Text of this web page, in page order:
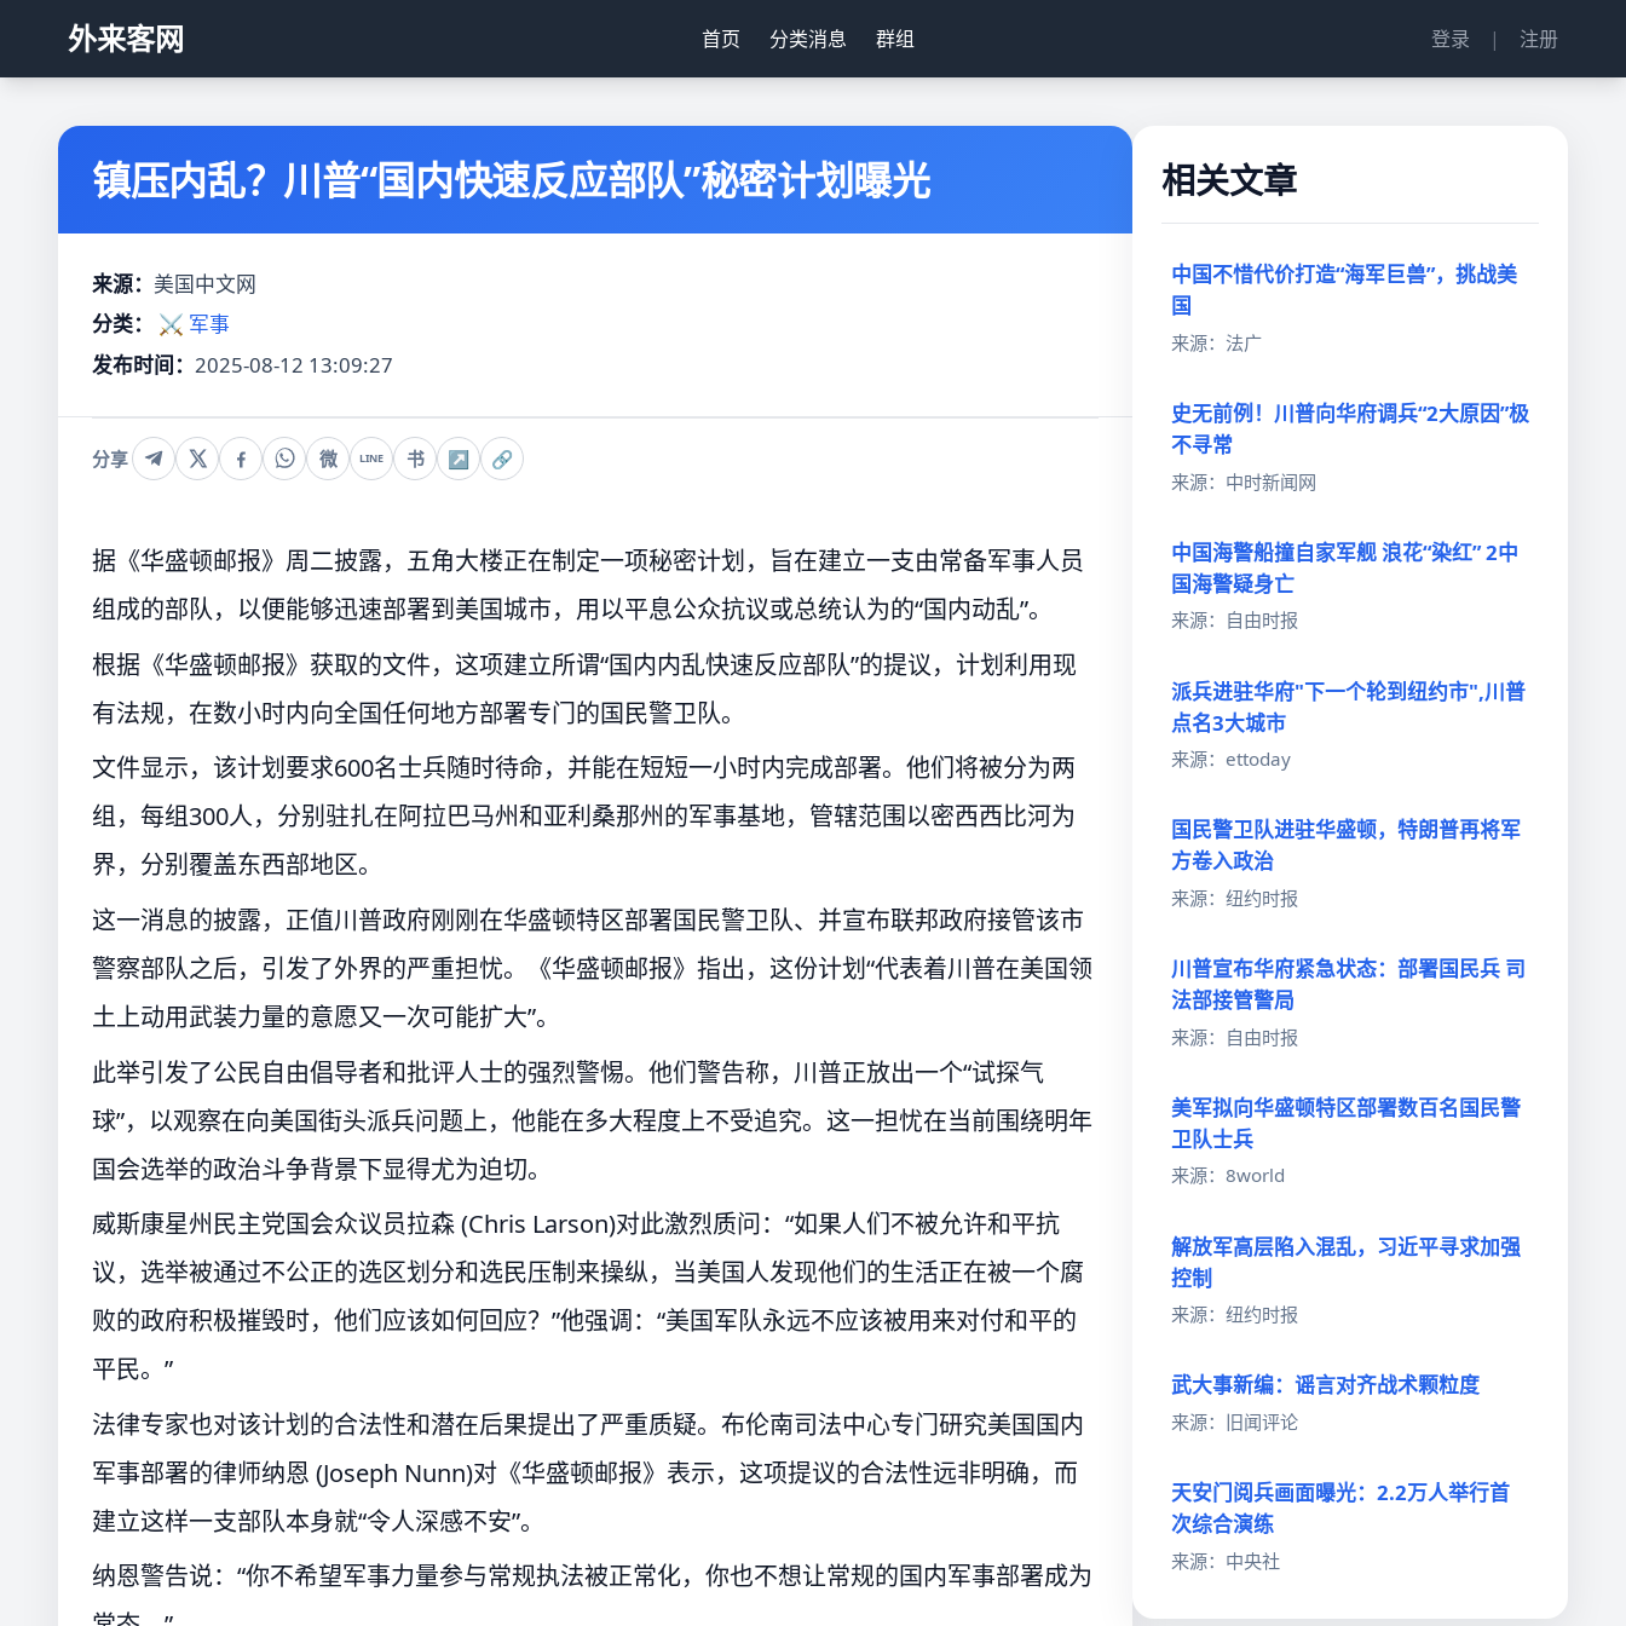
外来客网 首页 分类消息 群组 登录 | 注册
镇压内乱？川普“国内快速反应部队”秘密计划曝光
来源： 美国中文网
分类：
⚔️ 军事
发布时间： 2025-08-12 13:09:27
分享 微 LINE 书 ↗ 🔗
据《华盛顿邮报》周二披露，五角大楼正在制定一项秘密计划，旨在建立一支由常备军事人员
组成的部队，以便能够迅速部署到美国城市，用以平息公众抗议或总统认为的“国内动乱”。
根据《华盛顿邮报》获取的文件，这项建立所谓“国内内乱快速反应部队”的提议，计划利用现
有法规，在数小时内向全国任何地方部署专门的国民警卫队。
文件显示，该计划要求600名士兵随时待命，并能在短短一小时内完成部署。他们将被分为两
组，每组300人，分别驻扎在阿拉巴马州和亚利桑那州的军事基地，管辖范围以密西西比河为
界，分别覆盖东西部地区。
这一消息的披露，正值川普政府刚刚在华盛顿特区部署国民警卫队、并宣布联邦政府接管该市
警察部队之后，引发了外界的严重担忧。《华盛顿邮报》指出，这份计划“代表着川普在美国领
土上动用武装力量的意愿又一次可能扩大”。
此举引发了公民自由倡导者和批评人士的强烈警惕。他们警告称，川普正放出一个“试探气
球”，以观察在向美国街头派兵问题上，他能在多大程度上不受追究。这一担忧在当前围绕明年
国会选举的政治斗争背景下显得尤为迫切。
威斯康星州民主党国会众议员拉森 (Chris Larson)对此激烈质问：“如果人们不被允许和平抗
议，选举被通过不公正的选区划分和选民压制来操纵，当美国人发现他们的生活正在被一个腐
败的政府积极摧毁时，他们应该如何回应？”他强调：“美国军队永远不应该被用来对付和平的
平民。”
法律专家也对该计划的合法性和潜在后果提出了严重质疑。布伦南司法中心专门研究美国国内
军事部署的律师纳恩 (Joseph Nunn)对《华盛顿邮报》表示，这项提议的合法性远非明确，而
建立这样一支部队本身就“令人深感不安”。
纳恩警告说：“你不希望军事力量参与常规执法被正常化，你也不想让常规的国内军事部署成为
相关文章
中国不惜代价打造“海军巨兽”，挑战美
国
来源：法广
史无前例！川普向华府调兵“2大原因”极
不寻常
来源：中时新闻网
中国海警船撞自家军舰 浪花“染红” 2中
国海警疑身亡
来源：自由时报
派兵进驻华府"下一个轮到纽约市",川普
点名3大城市
来源：ettoday
国民警卫队进驻华盛顿，特朗普再将军
方卷入政治
来源：纽约时报
川普宣布华府紧急状态：部署国民兵 司
法部接管警局
来源：自由时报
美军拟向华盛顿特区部署数百名国民警
卫队士兵
来源：8world
解放军高层陷入混乱，习近平寻求加强
控制
来源：纽约时报
武大事新编：谣言对齐战术颗粒度
来源：旧闻评论
天安门阅兵画面曝光：2.2万人举行首
次综合演练
来源：中央社